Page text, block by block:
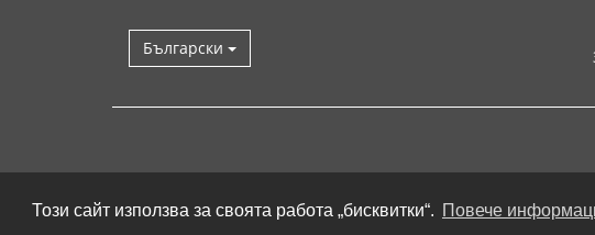
Този сайт използва за своята работа „бисквитки“. Повече
Български